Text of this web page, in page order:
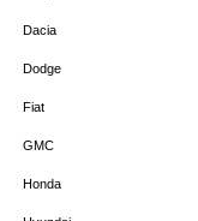
Dacia
Dodge
Fiat
GMC
Honda